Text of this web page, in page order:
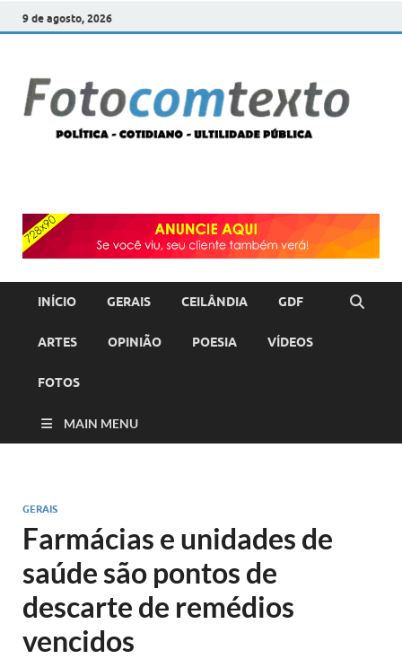
9 de agosto, 2026
INÍCIO GERAIS CEILÂNDIA GDF
ARTES OPINIÃO POESIA VÍDEOS
FOTOS
MAIN MENU
GERAIS
Farmácias e unidades de
saúde são pontos de
descarte de remédios
vencidos